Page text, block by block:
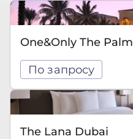
One&Only The Palm
По запросу
The Lana Dubai